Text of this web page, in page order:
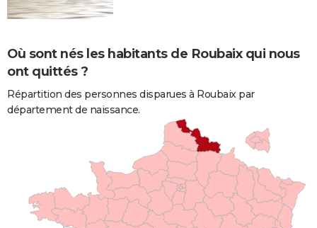
Où sont nés les habitants de Roubaix qui nous
ont quittés ?
Répartition des personnes disparues à Roubaix par
département de naissance.